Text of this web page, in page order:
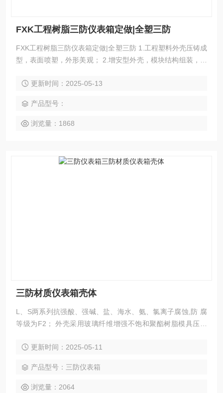
FXK工程树脂三防仪表箱定做|全塑三防
FXK工程树脂三防仪表箱定做|全塑三防 1.工程塑料外壳压铸成
型，表面喷塑，外形美观； 2.增安型外壳，模块结构组装，内
型外壳，内装指示灯、电流表、电压表、按钮、转换个、继电
更新时间：2025-05-13
产品型号：
浏览量：1868
三防材质仪表箱壳体
L、S两系列抗强酸、强碱、盐、海水、氨、氯离子腐蚀,防 腐
等级为F2； 外壳采用玻璃纤维增强不饱和聚酯树脂模具压制
蚀等优点。 内部可以安装各种操作，数显，按键仪表；并且实
更新时间：2025-05-11
产品型号：三防仪表箱
浏览量：2064